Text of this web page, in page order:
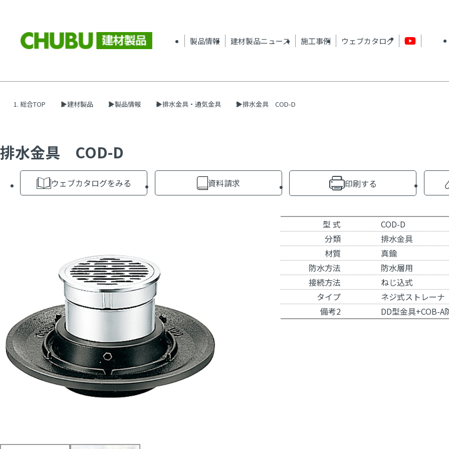
製品情報 建材製品ニュース 施工事例 ウェブカタログ
総合TOP 建材製品 製品情報 排水金具・通気金具 排水金具 COD-D
排水金具 COD-D
ウェブカタログをみる 資料請求 印刷する
型 式
COD-D
分類
排水金具
材質
真鍮
防水方法
防水層用
接続方法
ねじ込式
タイプ
ネジ式ストレーナ
備考2
DD型金具+COB-A